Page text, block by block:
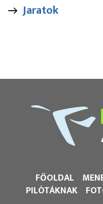
Jaratok
FŐOLDAL
PILÓTÁKNAK